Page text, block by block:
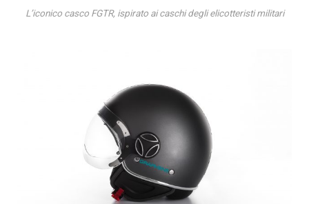
L’iconico casco FGTR, ispirato ai caschi degli elicotteristi militari